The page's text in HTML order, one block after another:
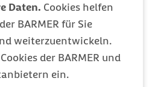
Daten. Cookies helfen
BARMER für Sie
weiterzuentwickeln.
der BARMER und
ein.
werden. Wie lange
werden kann, ist
Entsprechend sollten
werden.